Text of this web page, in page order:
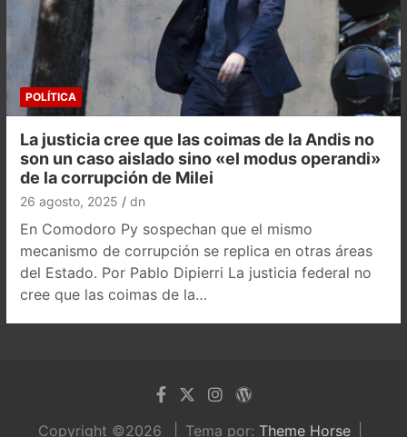
POLÍTICA
La justicia cree que las coimas de la Andis no
son un caso aislado sino «el modus operandi»
de la corrupción de Milei
26 agosto, 2025 dn
En Comodoro Py sospechan que el mismo
mecanismo de corrupción se replica en otras áreas
del Estado. Por Pablo Dipierri La justicia federal no
cree que las coimas de la…
Copyright ©2026 Tema por: Theme Horse